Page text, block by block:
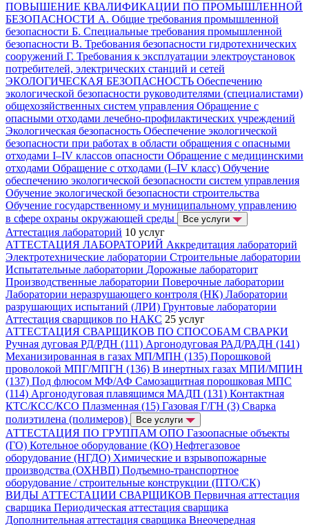
ПОВЫШЕНИЕ КВАЛИФИКАЦИИ ПО ПРОМЫШЛЕННОЙ
БЕЗОПАСНОСТИ А. Общие требования промышленной
безопасности Б. Специальные требования промышленной
безопасности В. Требования безопасности гидротехнических
сооружений Г. Требования к эксплуатации электроустановок
потребителей, электрических станций и сетей
ЭКОЛОГИЧЕСКАЯ БЕЗОПАСНОСТЬ Обеспечению
экологической безопасности руководителями (специалистами)
общехозяйственных систем управления Обращение с
опасными отходами лечебно-профилактических учреждений
Экологическая безопасность Обеспечение экологической
безопасности при работах в области обращения с опасными
отходами I–IV классов опасности Обращение с медицинскими
отходами Обращение с отходами (I–IV класс) Обучение
обеспечению экологической безопасности систем управления
Обучение экологической безопасности строительства
Обучение государственному и муниципальному управлению
в сфере охраны окружающей среды
Все услуги
Аттестация лабораторий 10 услуг
АТТЕСТАЦИЯ ЛАБОРАТОРИЙ Аккредитация лабораторий
Электротехнические лаборатории Строительные лаборатории
Испытательные лаборатории Дорожные лабораторит
Производственные лаборатории Поверочные лаборатории
Лаборатории неразрушающего контроля (НК) Лаборатории
разрушающих испытаний (ЛРИ) Грунтовые лаборатории
Аттестация сварщиков по НАКС 25 услуг
АТТЕСТАЦИЯ СВАРЩИКОВ ПО СПОСОБАМ СВАРКИ
Ручная дуговая РД/РДН (111) Аргонодуговая РАД/РАДН (141)
Механизированная в газах МП/МПН (135) Порошковой
проволокой МПГ/МПГН (136) В инертных газах МПИ/МПИН
(137) Под флюсом МФ/АФ Самозащитная порошковая МПС
(114) Аргонодуговая плавящимся МАДП (131) Контактная
КТС/КСС/КСО Плазменная (15) Газовая Г/ГН (3) Сварка
полиэтилена (полимеров)
Все услуги
АТТЕСТАЦИЯ ПО ГРУППАМ ОПО Газоопасные объекты
(ГО) Котельное оборудование (КО) Нефтегазовое
оборудование (НГДО) Химические и взрывопожарные
производства (ОХНВП) Подъемно-транспортное
оборудование / строительные конструкции (ПТО/СК)
ВИДЫ АТТЕСТАЦИИ СВАРЩИКОВ Первичная аттестация
сварщика Периодическая аттестация сварщика
Дополнительная аттестация сварщика Внеочередная